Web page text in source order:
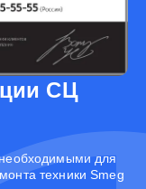
СЦ
для
техники Smeg